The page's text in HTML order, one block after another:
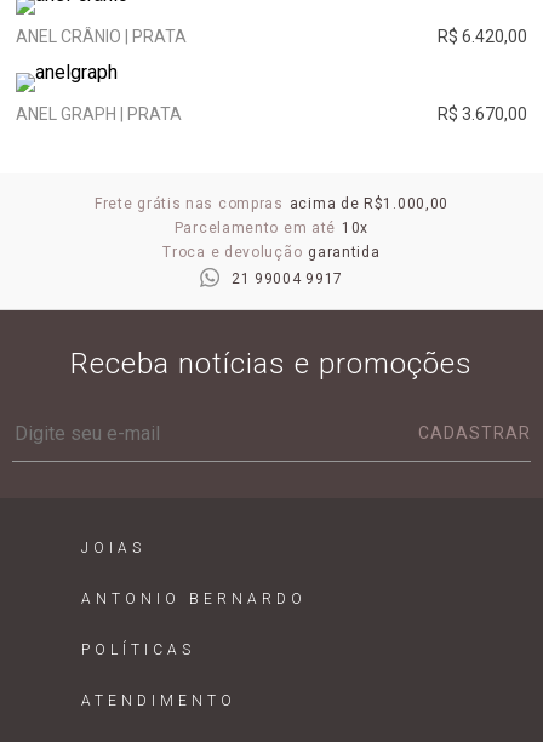
ANEL CRÂNIO | PRATA R$ 6.420,00
ANEL GRAPH | PRATA R$ 3.670,00
Frete grátis nas compras acima de R$1.000,00
Parcelamento em até 10x
Troca e devolução garantida
21 99004 9917
Receba notícias e promoções
CADASTRAR
JOIAS
ANTONIO BERNARDO
POLÍTICAS
ATENDIMENTO